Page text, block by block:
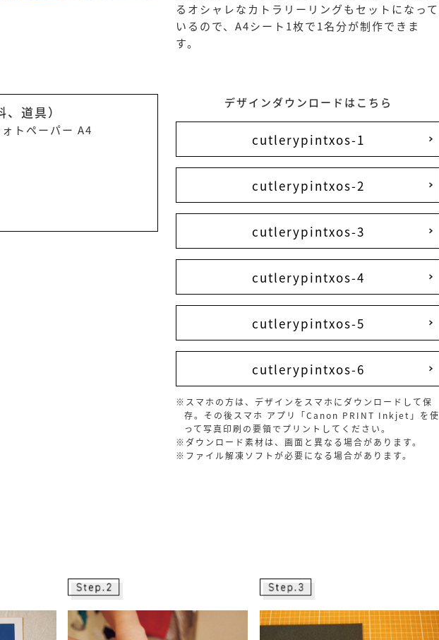
るオシャレなカトラリーリングもセットになって
いるので、A4シート1枚で1名分が制作できま
す。
道具）
トペーパー A4
デザインダウンロードはこちら
cutlerypintxos-1
cutlerypintxos-2
cutlerypintxos-3
cutlerypintxos-4
cutlerypintxos-5
cutlerypintxos-6
※スマホの方は、デザインをスマホにダウンロードして保
存。その後スマホ アプリ「Canon PRINT Inkjet」を使
って写真印刷の要領でプリントしてください。
※ダウンロード素材は、画面と異なる場合があります。
※ファイル解凍ソフトが必要になる場合があります。